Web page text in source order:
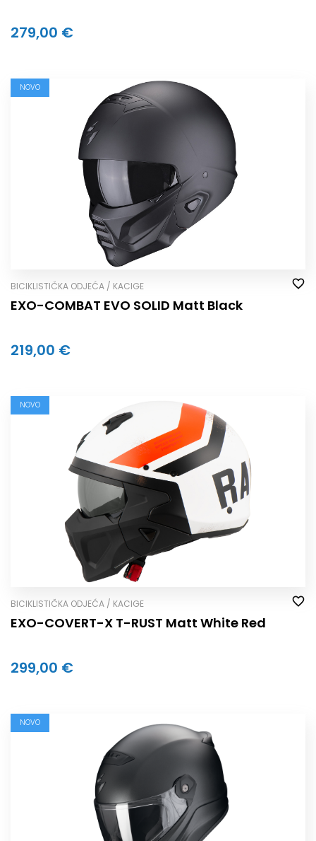
279,00 €
NOVO
BICIKLISTIČKA ODJEĆA / KACIGE
EXO-COMBAT EVO SOLID Matt Black
219,00 €
NOVO
BICIKLISTIČKA ODJEĆA / KACIGE
EXO-COVERT-X T-RUST Matt White Red
299,00 €
NOVO